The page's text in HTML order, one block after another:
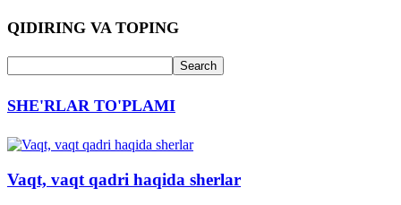
QIDIRING VA TOPING
SHE'RLAR TO'PLAMI
Vaqt, vaqt qadri haqida sherlar